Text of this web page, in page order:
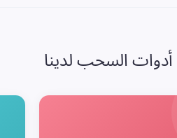
السحب لدينا